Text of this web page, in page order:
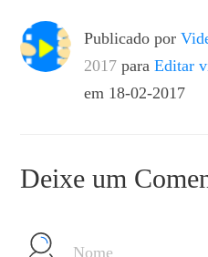
Publicado por
2017 para Editar
em 18-02-2017
Deixe um